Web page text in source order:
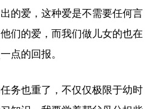
的爱，这种爱是不需要任何言
们的爱，而我们做儿女的也在
点的回报。
务也重了，不仅仅极限于幼时